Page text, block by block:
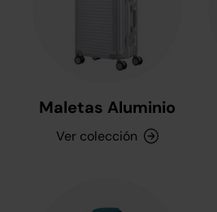
Maletas Aluminio
Ver colección